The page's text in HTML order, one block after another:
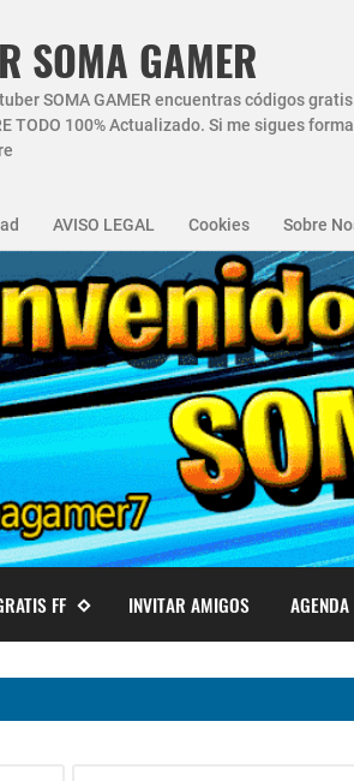
SOMA GAMER
SOMA GAMER encuentras códigos
TODO 100% Actualizado. Si me sigues
AVISO LEGAL Cookies Sobre
FF INVITAR AMIGOS